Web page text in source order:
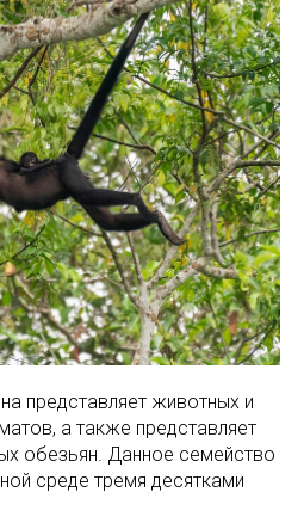
представляет животных и
а также представляет
обезьян. Данное семейство
среде тремя десятками